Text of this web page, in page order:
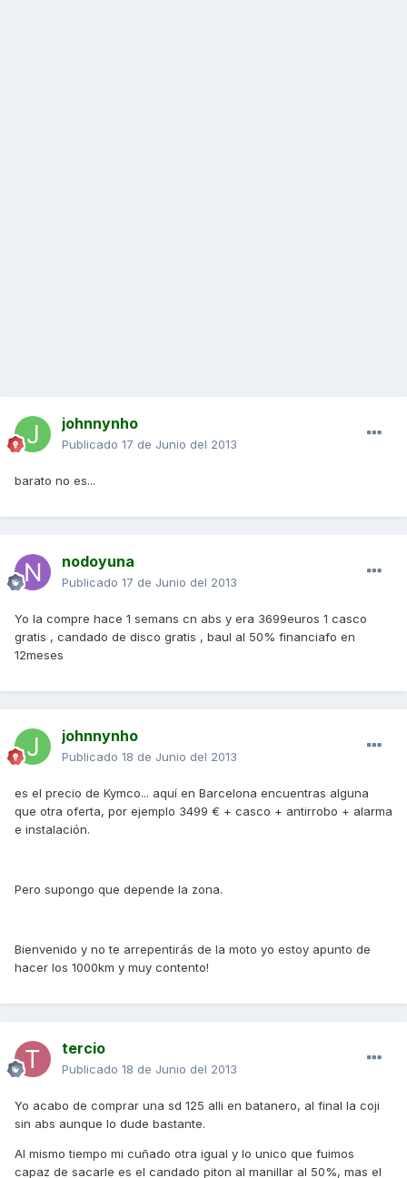
johnnynho
Publicado 17 de Junio del 2013
barato no es...
nodoyuna
Publicado 17 de Junio del 2013
Yo la compre hace 1 semans cn abs y era 3699euros 1 casco
gratis , candado de disco gratis , baul al 50% financiafo en
12meses
johnnynho
Publicado 18 de Junio del 2013
es el precio de Kymco... aquí en Barcelona encuentras alguna
que otra oferta, por ejemplo 3499 € + casco + antirrobo + alarma
e instalación.
Pero supongo que depende la zona.
Bienvenido y no te arrepentirás de la moto yo estoy apunto de
hacer los 1000km y muy contento!
tercio
Publicado 18 de Junio del 2013
Yo acabo de comprar una sd 125 alli en batanero, al final la coji
sin abs aunque lo dude bastante.
Al mismo tiempo mi cuñado otra igual y lo unico que fuimos
capaz de sacarle es el candado piton al manillar al 50%, mas el